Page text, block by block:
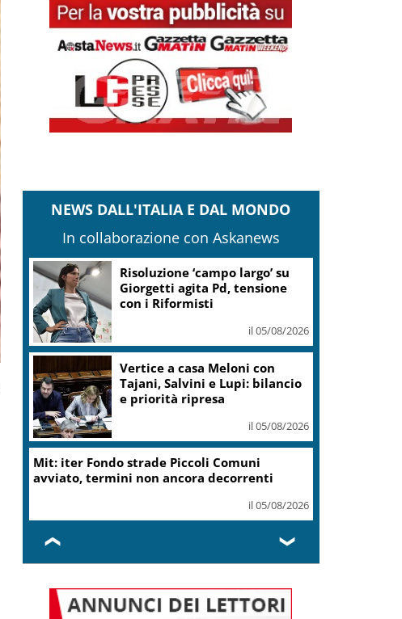
NEWS DALL'ITALIA E DAL MONDO
In collaborazione con Askanews
Risoluzione ‘campo largo’ su
Giorgetti agita Pd, tensione
con i Riformisti
il 05/08/2026
Vertice a casa Meloni con
Tajani, Salvini e Lupi: bilancio
e priorità ripresa
il 05/08/2026
Mit: iter Fondo strade Piccoli Comuni
avviato, termini non ancora decorrenti
il 05/08/2026
❮ ❯